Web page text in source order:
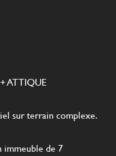
ATTIQUE
sur terrain complexe.
immeuble de 7